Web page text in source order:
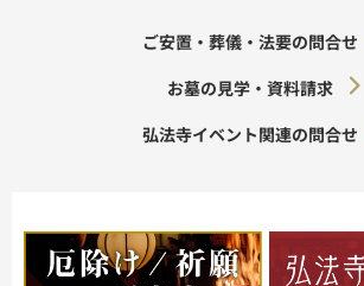
ご安置・葬儀・法要の問合せ
お墓の見学・資料請求
弘法寺イベント関連の問合せ